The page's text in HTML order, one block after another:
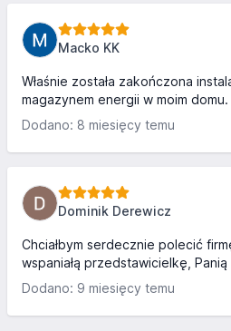
pomocny na każdym etapie .
przesyłam również dla Pana
montażowej, dzięki któremu
nadmiernego poboru prądu. Pan
Macko KK
Właśnie została zakończona
magazynem energii w moim
podpisania umowy, instalacji i
przebiegł bardzo szybko i super
dobra komunikacja z pracownikami w każdym
Dodano: 8 miesięcy temu
Dominik Derewicz
Chciałbym serdecznie polecić
wspaniałą przedstawicielkę,
dzięki niej wymieniłem piec na
instalację fotowoltaiczną, a teraz –
grzewczym – mogę śmiało
Dodano: 9 miesięcy temu